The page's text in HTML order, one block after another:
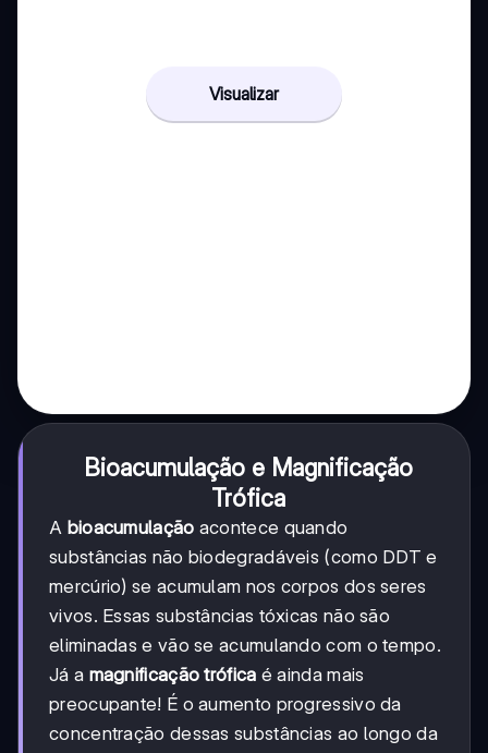
Visualizar
Bioacumulação e Magnificação
Trófica
A bioacumulação acontece quando
substâncias não biodegradáveis (como DDT e
mercúrio) se acumulam nos corpos dos seres
vivos. Essas substâncias tóxicas não são
eliminadas e vão se acumulando com o tempo.
Já a magnificação trófica é ainda mais
preocupante! É o aumento progressivo da
concentração dessas substâncias ao longo da